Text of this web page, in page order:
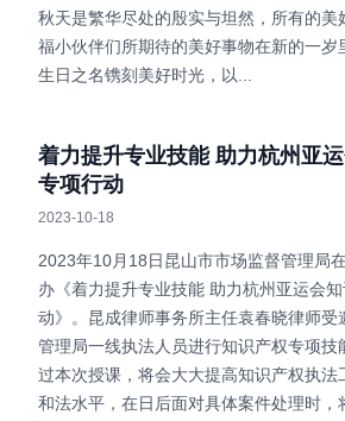
秋天是繁华尽处的殷实与坦然，所有的美
福小伙伴们所期待的美好事物在新的一岁
生日之名镌刻美好时光，以...
着力提升专业技能 助力杭州亚
专项行动
2023-10-18
2023年10月18日昆山市市场监督管理局
办《着力提升专业技能 助力杭州亚运会
动》。昆成律师事务所主任袁春晓律师受
管理局一线执法人员进行知识产权专项技
过本次授课，将会大大提高知识产权执法
和法水平，在日后面对具体案件处理时，